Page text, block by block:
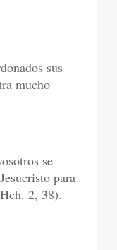
sus
mucho
se
para
2, 38).